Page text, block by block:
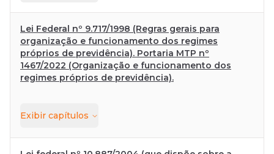
Lei Federal nº 9.717/1998 (Regras gerais para
organização e funcionamento dos regimes
próprios de previdência). Portaria MTP nº
1467/2022 (Organização e funcionamento dos
regimes próprios de previdência).
Exibir capítulos